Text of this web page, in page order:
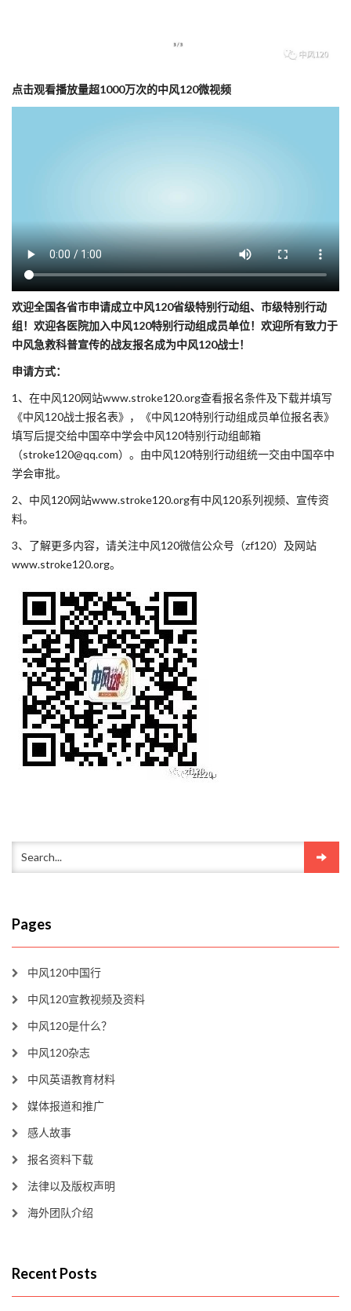
点击观看播放量超1000万次的中风120微视频
欢迎全国各省市申请成立中风120省级特别行动组、市级特别行动
组！欢迎各医院加入中风120特别行动组成员单位！欢迎所有致力于
中风急救科普宣传的战友报名成为中风120战士！
申请方式：
1、在中风120网站www.stroke120.org查看报名条件及下载并填写
《中风120战士报名表》，《中风120特别行动组成员单位报名表》
填写后提交给中国卒中学会中风120特别行动组邮箱
（stroke120@qq.com）。由中风120特别行动组统一交由中国卒中
学会审批。
2、中风120网站www.stroke120.org有中风120系列视频、宣传资
料。
3、了解更多内容，请关注中风120微信公众号（zf120）及网站
www.stroke120.org。
Pages
中风120中国行
中风120宣教视频及资料
中风120是什么？
中风120杂志
中风英语教育材料
媒体报道和推广
感人故事
报名资料下载
法律以及版权声明
海外团队介绍
Recent Posts